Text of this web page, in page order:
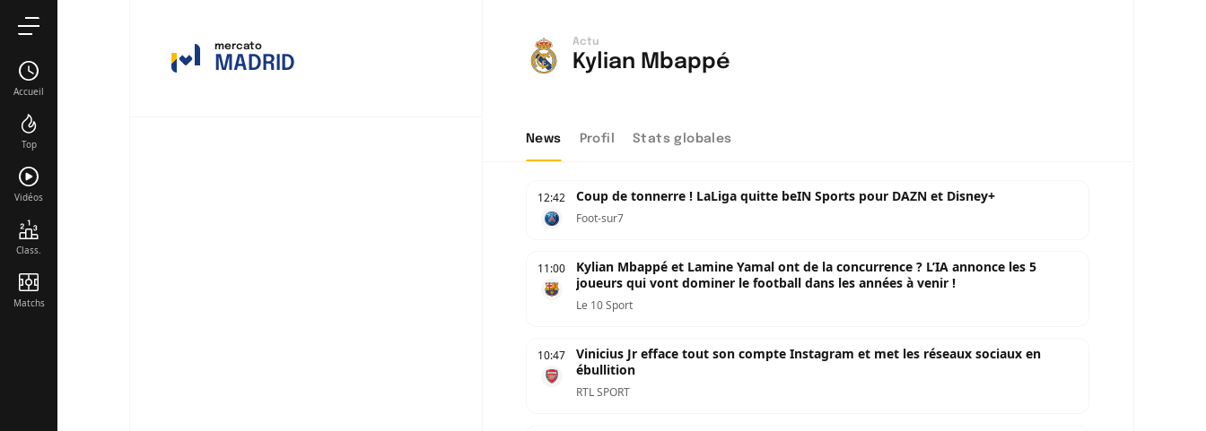
mercato
MADRID
Actu
Kylian Mbappé
News Profil Stats globales
12:42 Coup de tonnerre ! LaLiga quitte beIN Sports pour DAZN et Disney+
Foot-sur7
11:00
Kylian Mbappé et Lamine Yamal ont de la concurrence ? L’IA annonce les 5
joueurs qui vont dominer le football dans les années à venir !
Le 10 Sport
10:47
Vinicius Jr efface tout son compte Instagram et met les réseaux sociaux en
ébullition
RTL SPORT
Accueil
Top
Vidéos
Class.
Matchs